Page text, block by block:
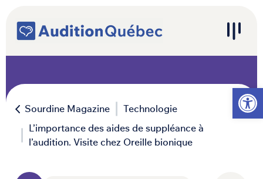
Ouvrir
Navigation principale
Sourdine Magazine Technologie
L’importance des aides de suppléance à
l’audition. Visite chez Oreille bionique